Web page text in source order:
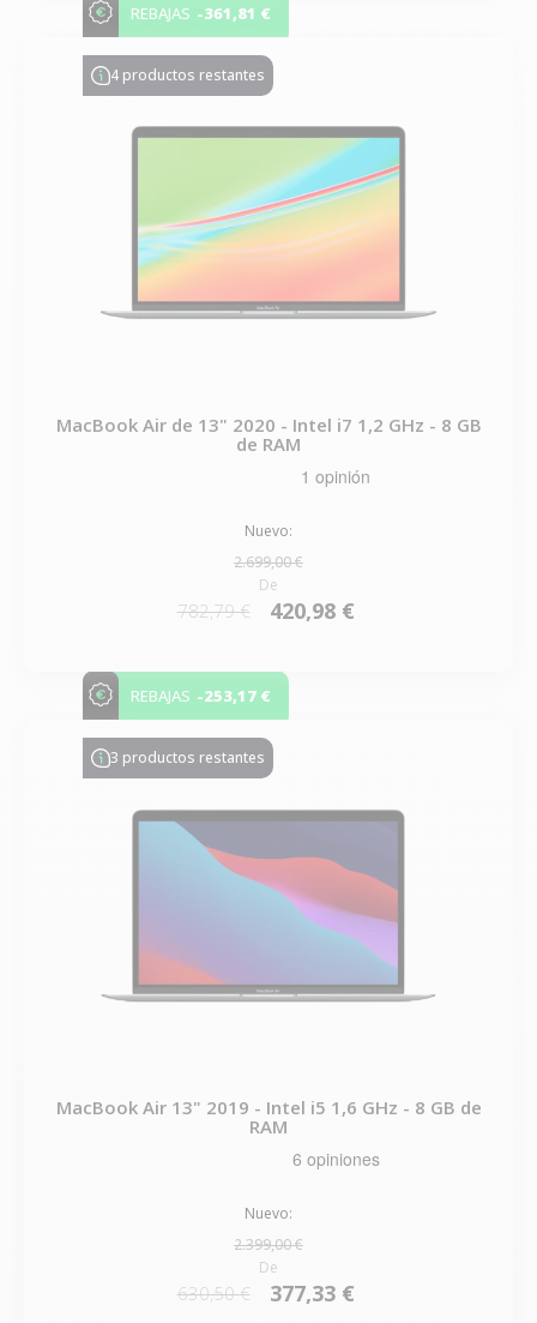
REBAJAS -361,81 €
4 productos restantes
MacBook Air de 13" 2020 - Intel i7 1,2 GHz - 8 GB
de RAM
Nuevo:
2.699,00 €
De
782,79 € 420,98 €
REBAJAS -253,17 €
3 productos restantes
MacBook Air 13" 2019 - Intel i5 1,6 GHz - 8 GB de
RAM
Nuevo:
2.399,00 €
De
630,50 € 377,33 €